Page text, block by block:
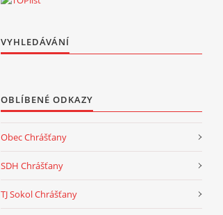
VYHLEDÁVÁNÍ
OBLÍBENÉ ODKAZY
Obec Chrášťany
SDH Chrášťany
TJ Sokol Chrášťany